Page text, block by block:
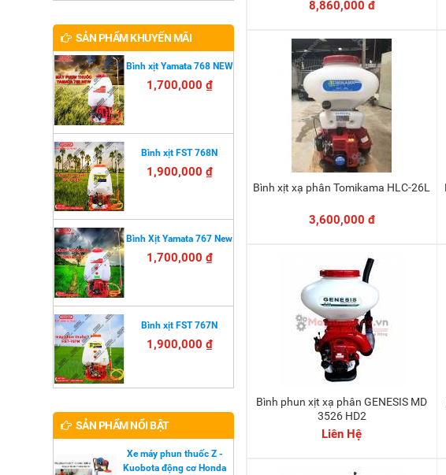
8,860,000 đ
Thêm vào giỏ
Bình xịt xạ phân Tomikama HLC-26L
3,600,000 đ
Bình phun xịt xạ phân GENESIS MD
3526 HD2
Liên Hệ
SẢN PHẨM KHUYẾN MÃI
Bình xịt Yamata 768 NEW
1,700,000 ₫
Bình xịt FST 768N
1,900,000 ₫
Bình Xịt Yamata 767 New
1,700,000 ₫
Bình xịt FST 767N
1,900,000 ₫
SẢN PHẨM NỔI BẬT
Xe máy phun thuốc Z -
Kuobota động cơ Honda